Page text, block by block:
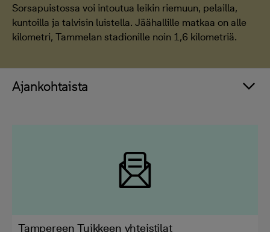
Sorsapuistossa voi intoutua leikin riemuun, pelailla,
kuntoilla ja talvisin luistella. Jäähallille matkaa on alle
kilometri, Tammelan stadionille noin 1,6 kilometriä.
Ajankohtaista
Tampereen Tuikkeen yhteistilat